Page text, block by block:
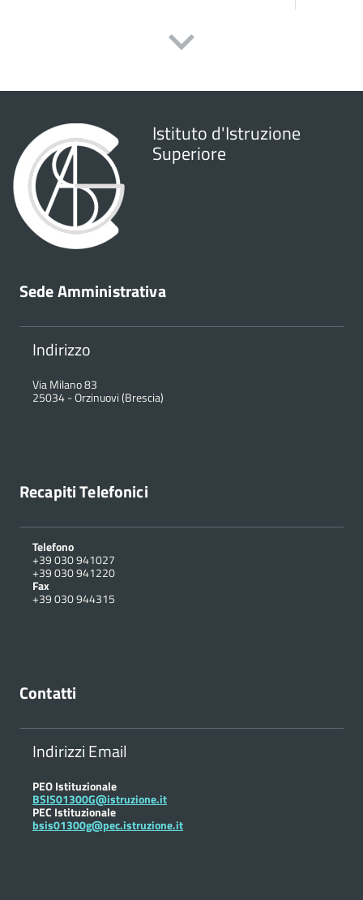
Istituto d'Istruzione
Superiore
Sede Amministrativa
Indirizzo
Via Milano 83
25034-Orzinuovi (Brescia)
Recapiti Telefonici
Telefono
+39 030 941027
+39 030 941220
Fax
+39 030 944315
Contatti
Indirizzi Email
PEO Istituzionale
BSIS01300G@istruzione.it
PEC Istituzionale
bsis01300g@pec.istruzione.it